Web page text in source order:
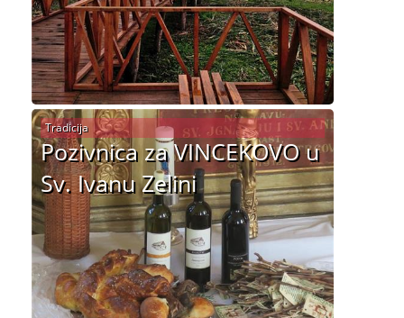
Pozivnica za VINCEKOVO u
Sv. Ivanu Zelini
Tradicija